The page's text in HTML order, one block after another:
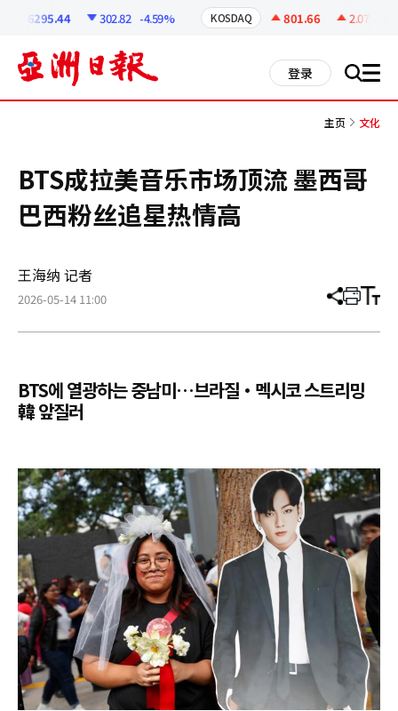
6295.44 302.82 -4.59% KOSDAQ 801.66 2.07
登录 搜 all
主页 文化
BTS成拉美音乐市场顶流 墨西哥
巴西粉丝追星热情高
王海纳 记者
2026-05-14 11:00 分
章
打 调
小
BTS에 열광하는 중남미…브라질·멕시코 스트리밍
韓 앞질러